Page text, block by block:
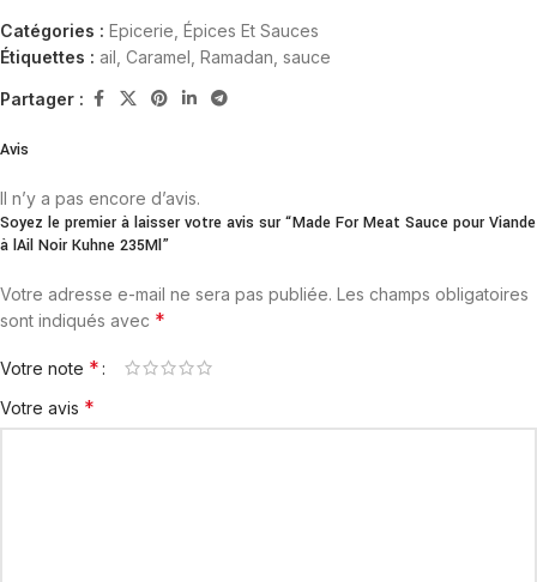
Catégories : Epicerie Épices Et Sauces
Étiquettes : ail Caramel Ramadan sauce
Partager :
Avis
Il n’y a pas encore d’avis.
Soyez le premier à laisser votre avis sur “Made For Meat Sauce pour Viande
à lAil Noir Kuhne 235Ml”
Votre adresse e-mail ne sera pas publiée. Les champs obligatoires
sont indiqués avec *
Votre note *
Votre avis *